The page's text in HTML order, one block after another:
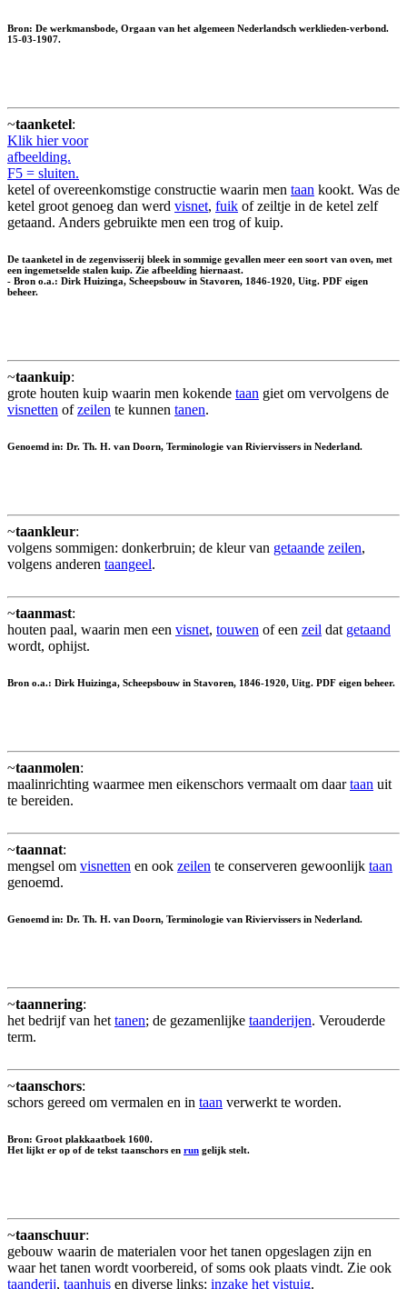
Bron: De werkmansbode, Orgaan van het algemeen Nederlandsch werklieden-verbond.
15-03-1907.
~taanketel:
Klik hier voor
afbeelding.
F5 = sluiten.
ketel of overeenkomstige constructie waarin men taan kookt. Was de
ketel groot genoeg dan werd visnet, fuik of zeiltje in de ketel zelf
getaand. Anders gebruikte men een trog of kuip.
De taanketel in de zegenvisserij bleek in sommige gevallen meer een soort van oven, met
een ingemetselde stalen kuip. Zie afbeelding hiernaast.
- Bron o.a.: Dirk Huizinga, Scheepsbouw in Stavoren, 1846-1920, Uitg. PDF eigen
beheer.
~taankuip:
grote houten kuip waarin men kokende taan giet om vervolgens de
visnetten ofzeilen te kunnen tanen.
Genoemd in: Dr. Th. H. van Doorn, Terminologie van Riviervissers in Nederland.
~taankleur:
volgens sommigen: donkerbruin; de kleur van getaande zeilen,
volgens anderen taangeel.
~taanmast:
houten paal, waarin men een visnet, touwen of een zeil dat getaand
wordt, ophijst.
Bron o.a.: Dirk Huizinga, Scheepsbouw in Stavoren, 1846-1920, Uitg. PDF eigen beheer.
~taanmolen:
maalinrichting waarmee men eikenschors vermaalt om daartaan uit
te bereiden.
~taannat:
mengsel om visnetten en ook zeilen te conserveren gewoonlijk taan
genoemd.
Genoemd in: Dr. Th. H. van Doorn, Terminologie van Riviervissers in Nederland.
~taannering:
het bedrijf van het tanen; de gezamenlijke taanderijen. Verouderde
term.
~taanschors:
schors gereed om vermalen en in taan verwerkt te worden.
Bron: Groot plakkaatboek 1600.
Het lijkt er op of de tekst taanschors en run gelijk stelt.
~taanschuur:
gebouw waarin de materialen voor het tanen opgeslagen zijn en
waar het tanen wordt voorbereid, of soms ook plaats vindt. Zie ook
taanderij, taanhuis en diverse links: inzake het vistuig.